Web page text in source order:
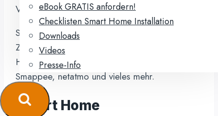
eBook GRATIS anfordern!
Checklisten Smart Home Installation
Downloads
Videos
Presse-Info
Vonsh-ac 10.03.201716.10.2024
Smart Home Installationsprotokoll:
Zugangsdaten, Logins, Passwörter – für: Smart
Home App, Kameras, Amazon Alexa,
Smappee, netatmo und vieles mehr.
Smart Home